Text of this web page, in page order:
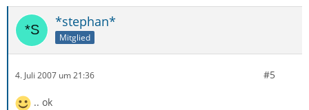
*stephan*
Mitglied
4. Juli 2007 um 21:36 #5
.. ok